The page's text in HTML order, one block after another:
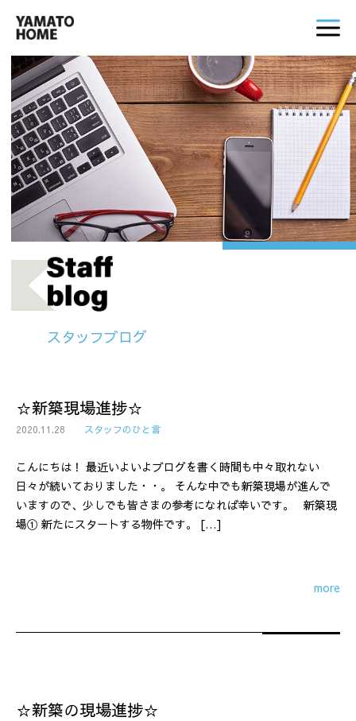
スタッフブログ
☆新築現場進捗☆
2020.11.28 スタッフのひと言
こんにちは！ 最近いよいよブログを書く時間も中々取れない
日々が続いておりました・・。 そんな中でも新築現場が進んで
いますので、少しでも皆さまの参考になれば幸いです。 新築現
場① 新たにスタートする物件です。 […]
more
☆新築の現場進捗☆